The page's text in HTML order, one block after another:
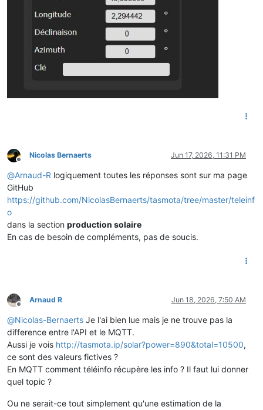
Offline
Nicolas Bernaerts Jun 17, 2026, 11:31 PM
@Arnaud-R logiquement toutes les réponses sont sur ma page
GitHub
https://github.com/NicolasBernaerts/tasmota/tree/master/teleinf
o
dans la section production solaire
En cas de besoin de compléments, pas de soucis.
Offline
Arnaud R Jun 18, 2026, 7:50 AM
@Nicolas-Bernaerts Je l'ai bien lue mais je ne trouve pas la
difference entre l'API et le MQTT.
Aussi je vois http://tasmota.ip/solar?power=890&total=10500,
ce sont des valeurs fictives ?
En MQTT comment téléinfo récupère les info ? Il faut lui donner
quel topic ?
Ou ne serait-ce tout simplement qu'une estimation de la